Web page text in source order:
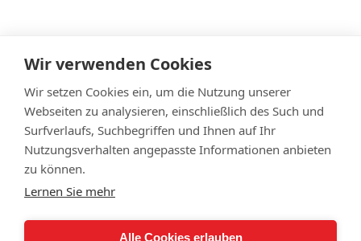
Datenschutz
Impressum
Cookie Einstellungen
© Jens Hampe - Archiv Systemhaus Hampe
Seit 2023 fokussiert sich
Das Systemhaus Hampe ist nicht mehr operativ
Wir verwenden Cookies
Wir setzen Cookies ein, um die Nutzung unserer
Webseiten zu analysieren, einschließlich des Such und
Surfverlaufs, Suchbegriffen und Ihnen auf Ihr
Nutzungsverhalten angepasste Informationen anbieten
zu können.
Lernen Sie mehr
Alle Cookies erlauben